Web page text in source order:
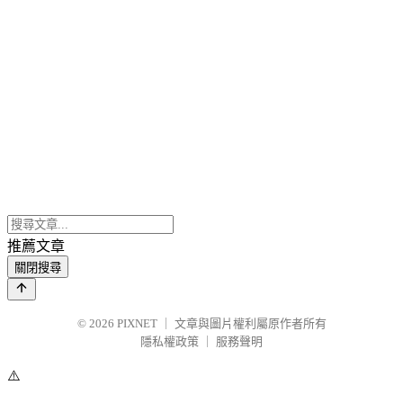
推薦文章
關閉搜尋
© 2026 PIXNET
文章與圖片權利屬原作者所有
隱私權政策
服務聲明
⚠️